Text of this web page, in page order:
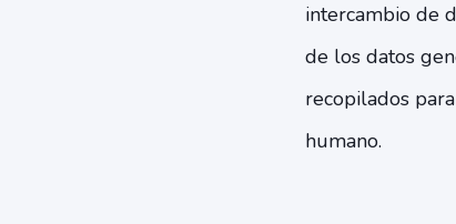
intercambio de
de los datos
recopilados
humano.